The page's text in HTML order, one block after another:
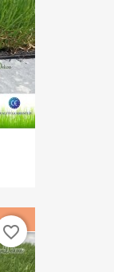
favorite_border